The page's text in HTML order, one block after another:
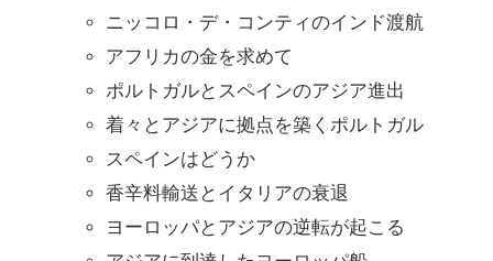
ニッコロ・デ・コンティのインド渡航
アフリカの金を求めて
ポルトガルとスペインのアジア進出
着々とアジアに拠点を築くポルトガル
スペインはどうか
香辛料輸送とイタリアの衰退
ヨーロッパとアジアの逆転が起こる